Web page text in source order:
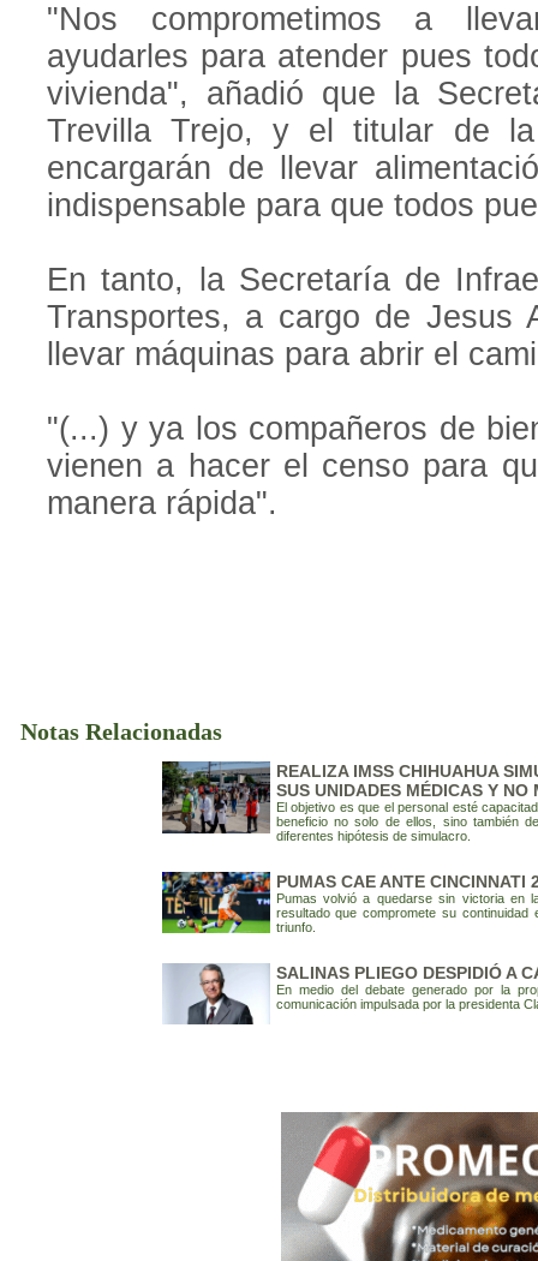
"Nos comprometimos a
ayudarles para atender pues
vivienda", añadió que la
Trevilla Trejo, y el titular de
encargarán de llevar
indispensable para que todos
En tanto, la Secretaría de
Transportes, a cargo de Jesus
llevar máquinas para abrir el
"(...) y ya los compañeros de
vienen a hacer el censo para
manera rápida".
Notas Relacionadas
REALIZA IMSS CHIHUAHUA
SUS UNIDADES MÉDICAS Y NO
El objetivo es que el personal esté
beneficio no solo de ellos, sino también
diferentes hipótesis de simulacro.
PUMAS CAE ANTE CINCINNATI
Pumas volvió a quedarse sin victoria en
resultado que compromete su
triunfo.
SALINAS PLIEGO DESPIDIÓ A
En medio del debate generado por la
comunicación impulsada por la presidenta